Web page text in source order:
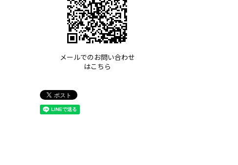
メールでのお問い合わせ
はこちら